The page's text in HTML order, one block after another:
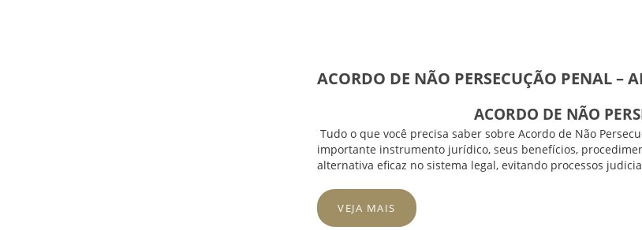
ACORDO DE NÃO PERSECUÇÃO PENAL –
ACORDO DE NÃO
Tudo o que você precisa saber sobre Acordo de Não
importante instrumento jurídico, seus benefícios,
alternativa eficaz no sistema legal, evitando processos
VEJA MAIS